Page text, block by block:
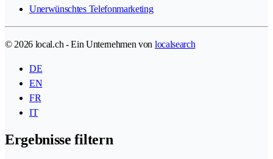
Unerwünschtes Telefonmarketing
© 2026 local.ch - Ein Unternehmen von localsearch
DE
EN
FR
IT
Ergebnisse filtern